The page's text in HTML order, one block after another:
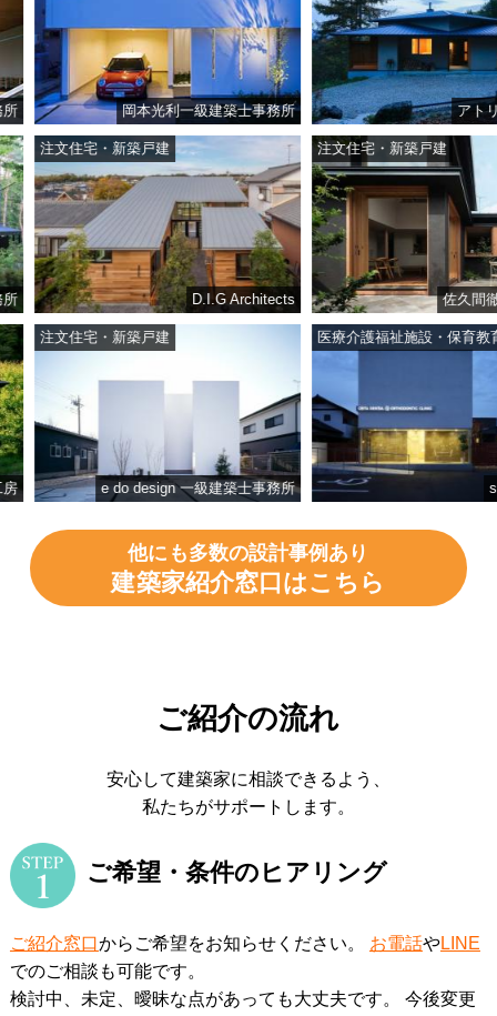
岡本光利一級建築士事務所 アトリエ・
注文住宅・新築戸建
D.I.G Architects
注文住宅・新築戸建
佐久間徹設計
注文住宅・新築戸建
e do design 一級建築士事務所
医療介護福祉施設・保育教育施設
他にも多数の設計事例あり
建築家紹介窓口はこちら
ご紹介の流れ
安心して建築家に相談できるよう、
私たちがサポートします。
ご希望・条件のヒアリング
ご紹介窓口 からご希望をお知らせください。 お電話やLINE
でのご相談も可能です。
検討中、未定、曖昧な点があっても大丈夫です。 今後変更